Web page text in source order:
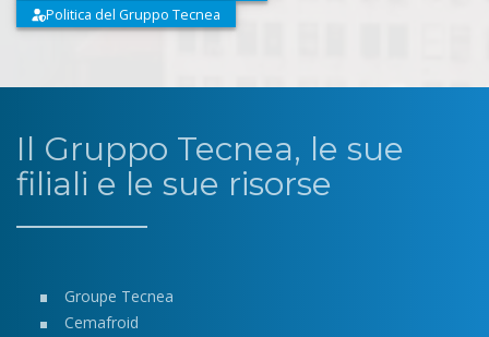
Politica del Gruppo Tecnea
Il Gruppo Tecnea, le sue
filiali e le sue risorse
Groupe Tecnea
Cemafroid